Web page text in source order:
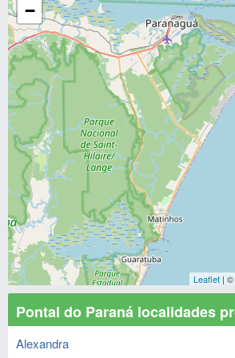
−
Leaflet | ©
Pontal do Paraná localidades
Alexandra